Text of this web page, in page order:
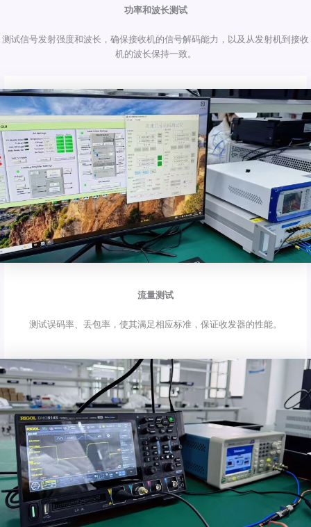
功率和波长测试
测试信号发射强度和波长，确保接收机的信号解码能力，以及从发射机到接收
机的波长保持一致。
流量测试
测试误码率、丢包率，使其满足相应标准，保证收发器的性能。